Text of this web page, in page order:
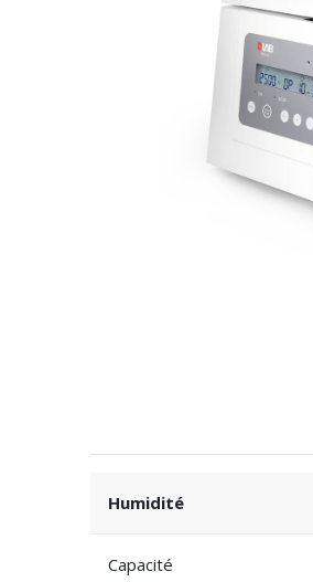
Humidité
Capacité